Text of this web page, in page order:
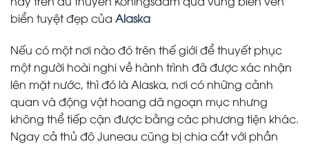
biển tuyệt đẹp của Alaska
Nếu có một nơi nào đó trên thế giới để thuyết phục
một người hoài nghi về hành trình đã được xác nhận
lên mặt nước, thì đó là Alaska, nơi có những cảnh
quan và động vật hoang dã ngoạn mục nhưng
không thể tiếp cận được bằng các phương tiện khác.
Ngay cả thủ đô Juneau cũng bị chia cắt với phần